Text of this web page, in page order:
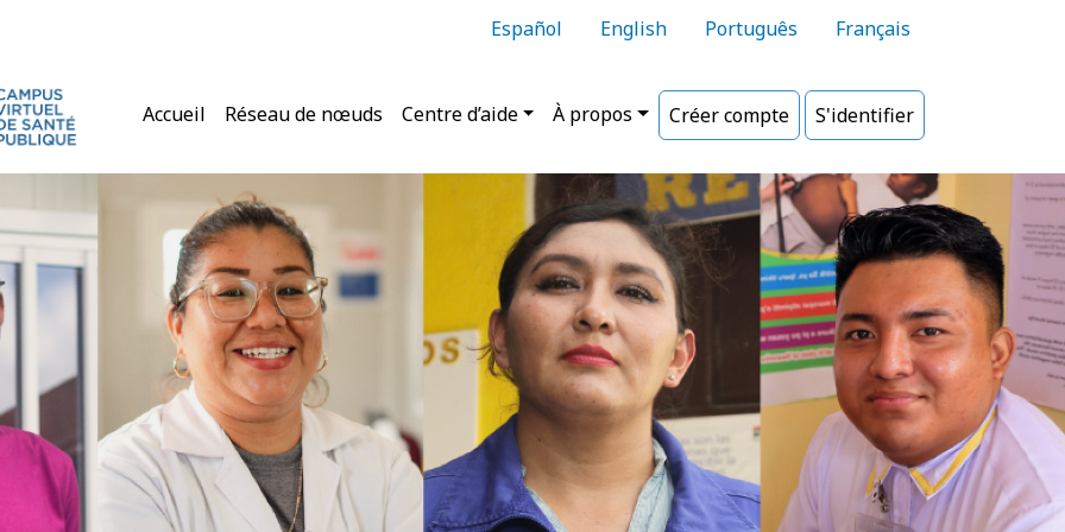
Español English Português Français
Navigation principale
Accueil Réseau de nœuds Centre d’aide À propos Créer compte S'identifier